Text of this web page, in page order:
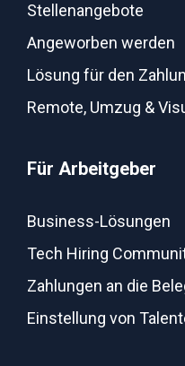
Stellenangebote
Angeworben werden
Lösung für den
Remote, Umzug &
Für Arbeitgeber
Business-Lösungen
Tech Hiring
Zahlungen an die
Einstellung von